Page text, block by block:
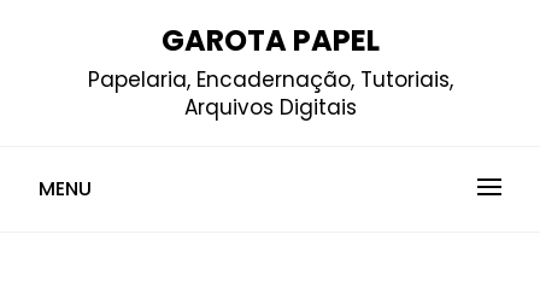
GAROTA PAPEL
Papelaria, Encadernação, Tutoriais,
Arquivos Digitais
MENU